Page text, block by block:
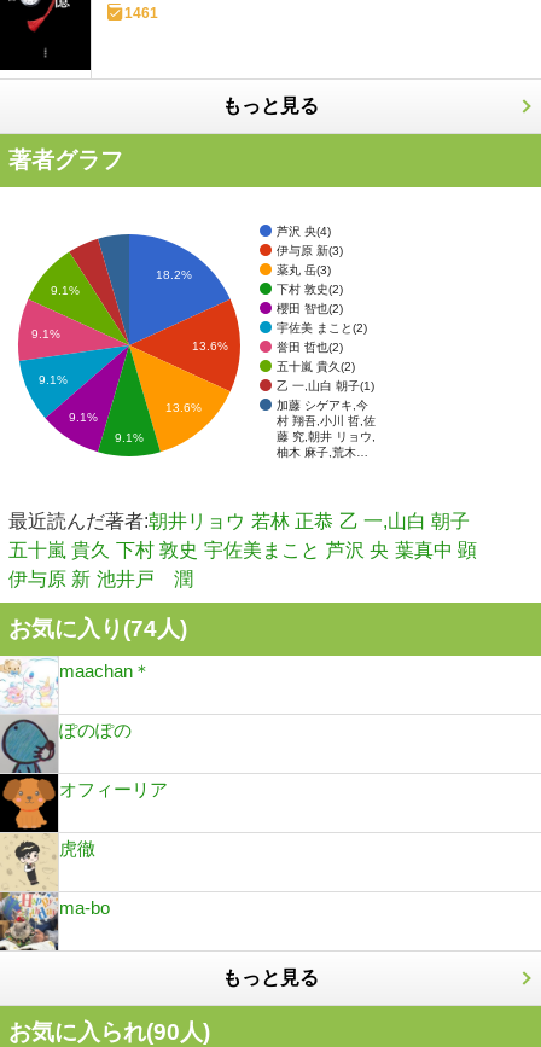
1461
もっと見る
著者グラフ
芦沢 央(4)
伊与原 新(3)
薬丸 岳(3)
下村 敦史(2)
櫻田 智也(2)
宇佐美 まこと(2)
誉田 哲也(2)
五十嵐 貴久(2)
乙 一,山白 朝子(1)
加藤 シゲアキ,今
村 翔吾,小川 哲,佐
藤 究,朝井 リョウ,
柚木 麻子,荒木…
18.2%
13.6%
13.6%
9.1%
9.1%
9.1%
9.1%
9.1%
最近読んだ著者:朝井リョウ 若林 正恭 乙 一,山白 朝子
五十嵐 貴久 下村 敦史 宇佐美まこと 芦沢 央 葉真中 顕
伊与原 新 池井戸 潤
お気に入り(74人)
maachan＊
ぽのぽの
オフィーリア
虎徹
ma-bo
もっと見る
お気に入られ(90人)